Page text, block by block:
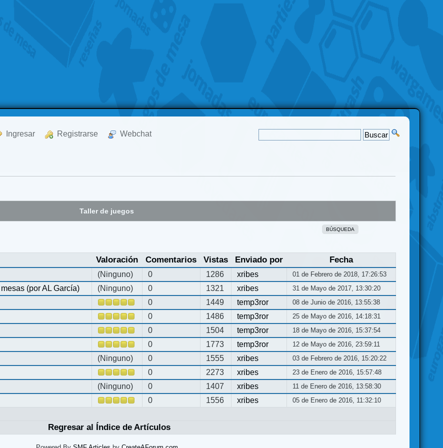
Ingresar Registrarse Webchat
Taller de juegos
BÚSQUEDA
Valoración Comentarios Vistas Enviado por Fecha
(Ninguno) 0 1286 xribes 01 de Febrero de 2018, 17:26:53
(por AL García) (Ninguno) 0 1321 xribes 31 de Mayo de 2017, 13:30:20
0 1449 temp3ror 08 de Junio de 2016, 13:55:38
0 1486 temp3ror 25 de Mayo de 2016, 14:18:31
0 1504 temp3ror 18 de Mayo de 2016, 15:37:54
0 1773 temp3ror 12 de Mayo de 2016, 23:59:11
(Ninguno) 0 1555 xribes 03 de Febrero de 2016, 15:20:22
0 2273 xribes 23 de Enero de 2016, 15:57:48
(Ninguno) 0 1407 xribes 11 de Enero de 2016, 13:58:30
0 1556 xribes 05 de Enero de 2016, 11:32:10
Regresar al Índice de Artículos